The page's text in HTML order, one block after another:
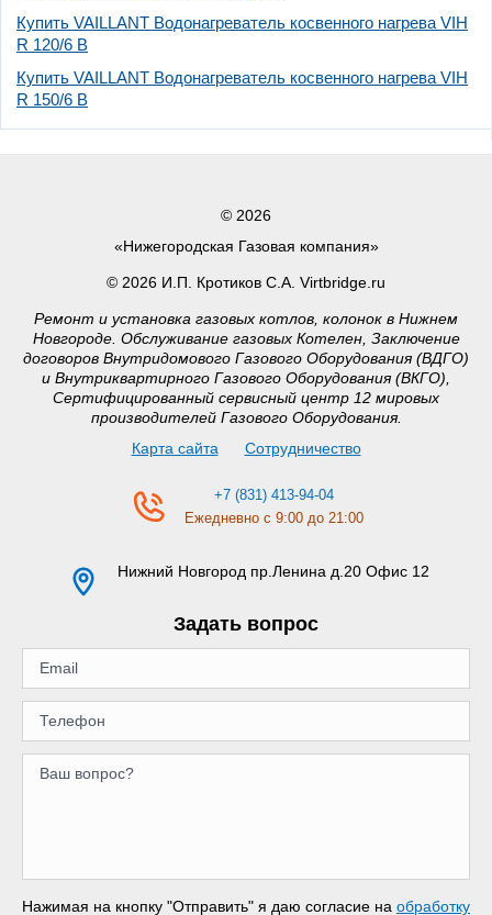
Купить VAILLANT Водонагреватель косвенного нагрева VIH
R 120/6 B
Купить VAILLANT Водонагреватель косвенного нагрева VIH
R 150/6 B
© 2026
«Нижегородская Газовая компания»
© 2026 И.П. Кротиков С.А. Virtbridge.ru
Ремонт и установка газовых котлов, колонок в Нижнем
Новгороде. Обслуживание газовых Котелен, Заключение
договоров Внутридомового Газового Оборудования (ВДГО)
и Внутриквартирного Газового Оборудования (ВКГО),
Сертифицированный сервисный центр 12 мировых
производителей Газового Оборудования.
Карта сайта
Сотрудничество
+7 (831) 413-94-04
Ежедневно с 9:00 до 21:00
Нижний Новгород пр.Ленина д.20 Офис 12
Задать вопрос
Нажимая на кнопку "Отправить" я даю согласие на обработку